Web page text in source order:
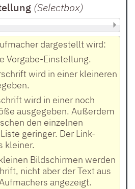
(Selectbox)
dargestellt wird:
Vorgabe-Einstellung.
wird in einer kleineren
wird in einer noch
ausgegeben. Außerdem
den einzelnen
geringer. Der Link-
kleiner.
Bildschirmen werden
nicht aber der Text aus
angezeigt.